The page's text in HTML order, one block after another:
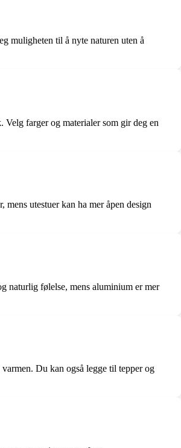
muligheten til å nyte naturen uten å
farger og materialer som gir deg en
utestuer kan ha mer åpen design
naturlig følelse, mens aluminium er mer
Du kan også legge til tepper og